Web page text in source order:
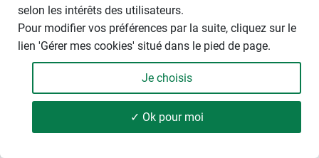
139 produits FILTRER
25,89 € 32,89 €
selon les intérêts des utilisateurs.
Pour modifier vos préférences par la suite, cliquez sur le
lien 'Gérer mes cookies' situé dans le pied de page.
Je choisis
✓ Ok pour moi